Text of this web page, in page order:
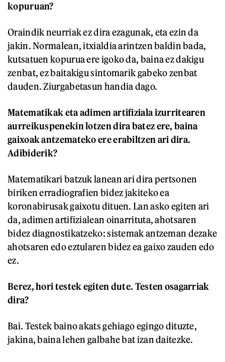
kopuruan?
Oraindik neurriak ez dira ezagunak, eta ezin da
jakin. Normalean, itxialdia arintzen baldin bada,
kutsatuen kopurua ere igoko da, baina ez dakigu
zenbat, ez baitakigu sintomarik gabeko zenbat
dauden. Ziurgabetasun handia dago.
Matematikak eta adimen artifiziala izurritearen
aurreikuspenekin lotzen dira batez ere, baina
gaixoak antzemateko ere erabiltzen ari dira.
Adibiderik?
Matematikari batzuk lanean ari dira pertsonen
biriken erradiografien bidez jakiteko ea
koronabirusak gaixotu dituen. Lan asko egiten ari
da, adimen artifizialean oinarrituta, ahotsaren
bidez diagnostikatzeko: sistemak antzeman dezake
ahotsaren edo eztularen bidez ea gaixo zauden edo
ez.
Berez, hori testek egiten dute. Testen osagarriak
dira?
Bai. Testek baino akats gehiago egingo dituzte,
jakina, baina lehen galbahe bat izan daitezke.